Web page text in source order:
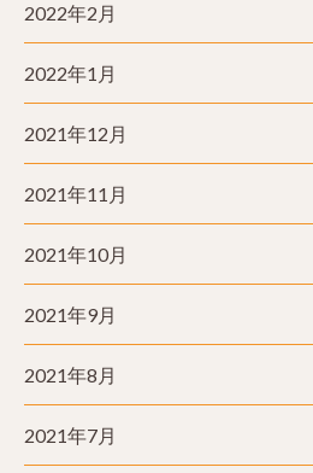
2022年2月
2022年1月
2021年12月
2021年11月
2021年10月
2021年9月
2021年8月
2021年7月